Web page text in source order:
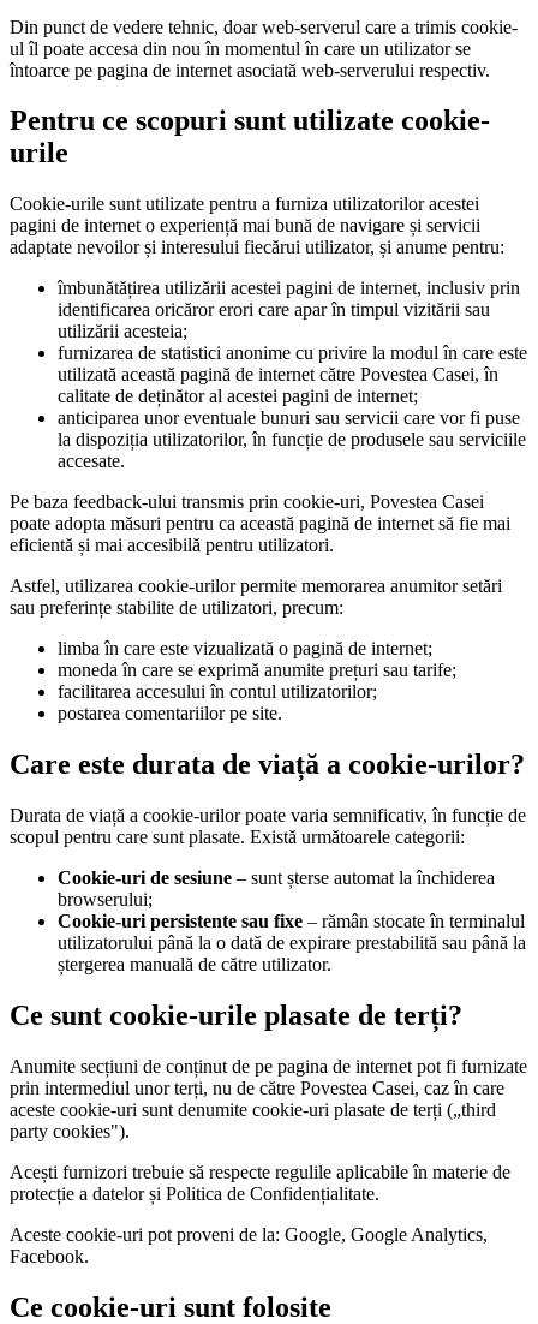
Din punct de vedere tehnic, doar web-serverul care a trimis cookie-
ul îl poate accesa din nou în momentul în care un utilizator se
întoarce pe pagina de internet asociată web-serverului respectiv.
Pentru ce scopuri sunt utilizate cookie-
urile
Cookie-urile sunt utilizate pentru a furniza utilizatorilor acestei
pagini de internet o experiență mai bună de navigare și servicii
adaptate nevoilor și interesului fiecărui utilizator, și anume pentru:
îmbunătățirea utilizării acestei pagini de internet, inclusiv prin
identificarea oricăror erori care apar în timpul vizitării sau
utilizării acesteia;
furnizarea de statistici anonime cu privire la modul în care este
utilizată această pagină de internet către Povestea Casei, în
calitate de deținător al acestei pagini de internet;
anticiparea unor eventuale bunuri sau servicii care vor fi puse
la dispoziția utilizatorilor, în funcție de produsele sau serviciile
accesate.
Pe baza feedback-ului transmis prin cookie-uri, Povestea Casei
poate adopta măsuri pentru ca această pagină de internet să fie mai
eficientă și mai accesibilă pentru utilizatori.
Astfel, utilizarea cookie-urilor permite memorarea anumitor setări
sau preferințe stabilite de utilizatori, precum:
limba în care este vizualizată o pagină de internet;
moneda în care se exprimă anumite prețuri sau tarife;
facilitarea accesului în contul utilizatorilor;
postarea comentariilor pe site.
Care este durata de viață a cookie-urilor?
Durata de viață a cookie-urilor poate varia semnificativ, în funcție de
scopul pentru care sunt plasate. Există următoarele categorii:
Cookie-uri de sesiune – sunt șterse automat la închiderea
browserului;
Cookie-uri persistente sau fixe – rămân stocate în terminalul
utilizatorului până la o dată de expirare prestabilită sau până la
ștergerea manuală de către utilizator.
Ce sunt cookie-urile plasate de terți?
Anumite secțiuni de conținut de pe pagina de internet pot fi furnizate
prin intermediul unor terți, nu de către Povestea Casei, caz în care
aceste cookie-uri sunt denumite cookie-uri plasate de terți („third
party cookies").
Acești furnizori trebuie să respecte regulile aplicabile în materie de
protecție a datelor și Politica de Confidențialitate.
Aceste cookie-uri pot proveni de la: Google, Google Analytics,
Facebook.
Ce cookie-uri sunt folosite